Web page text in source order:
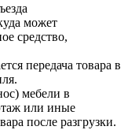
может
средство,
передача товара в
мебели в
или иные
после разгрузки.